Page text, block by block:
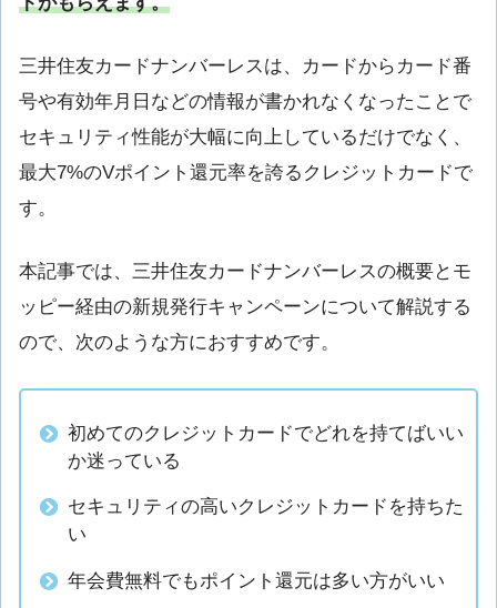
三井住友カードナンバーレスは、カードからカード番
号や有効年月日などの情報が書かれなくなったことで
セキュリティ性能が大幅に向上しているだけでなく、
最大7%のVポイント還元率を誇るクレジットカードで
す。
本記事では、三井住友カードナンバーレスの概要とモ
ッピー経由の新規発行キャンペーンについて解説する
ので、次のような方におすすめです。
初めてのクレジットカードでどれを持てばいい
か迷っている
セキュリティの高いクレジットカードを持ちた
い
年会費無料でもポイント還元は多い方がいい